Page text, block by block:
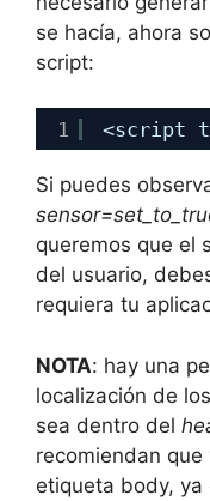
se hacía, ahora
script:
1 <script
Si puedes
queremos que el
del usuario,
requiera tu
NOTA: hay una
localización de
sea dentro del
recomiendan
etiqueta body,